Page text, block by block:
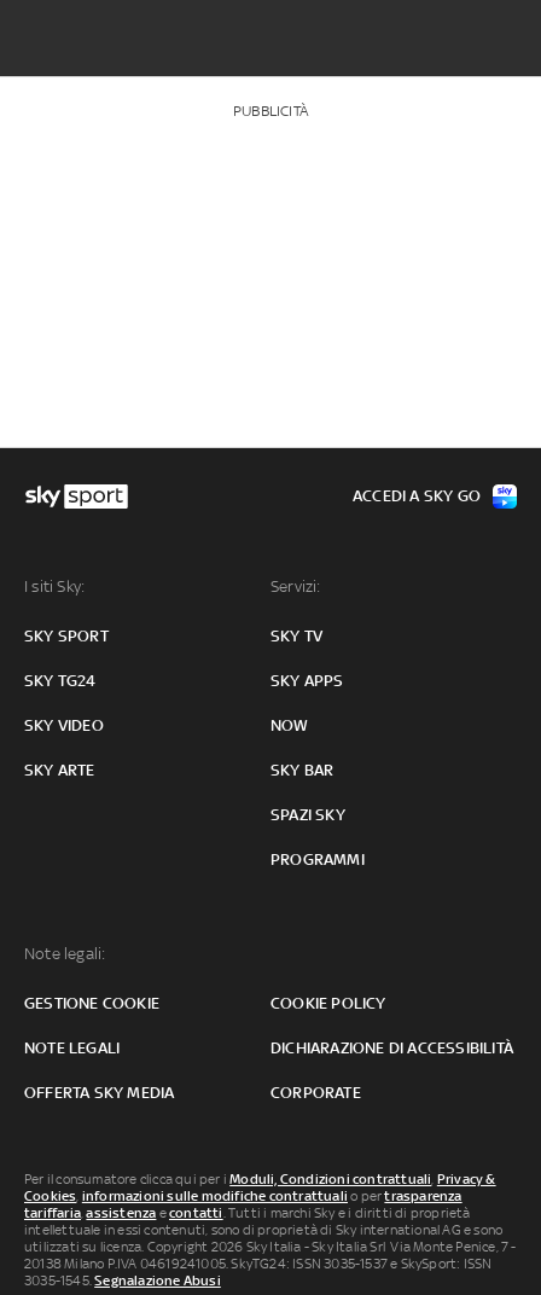
PUBBLICITÀ
I siti Sky:
SKY SPORT
SKY TG24
SKY VIDEO
SKY ARTE
Servizi:
SKY TV
SKY APPS
NOW
SKY BAR
SPAZI SKY
PROGRAMMI
Note legali:
GESTIONE COOKIE COOKIE POLICY
NOTE LEGALI DICHIARAZIONE DI ACCESSIBILITÀ
OFFERTA SKY MEDIA CORPORATE
ACCEDI A SKY GO
Per il consumatore clicca qui per iModuli, Condizioni contrattuali, Privacy &
Cookies, informazioni sulle modifiche contrattuali o pertrasparenza
tariffaria,assistenza econtatti. Tutti i marchi Sky e i diritti di proprietà
intellettuale in essi contenuti, sono di proprietà di Sky international AG e sono
utilizzati su licenza. Copyright 2026 Sky Italia - Sky Italia Srl Via Monte Penice, 7 -
20138 Milano P.IVA 04619241005. SkyTG24: ISSN 3035-1537 e SkySport: ISSN
3035-1545.Segnalazione Abusi